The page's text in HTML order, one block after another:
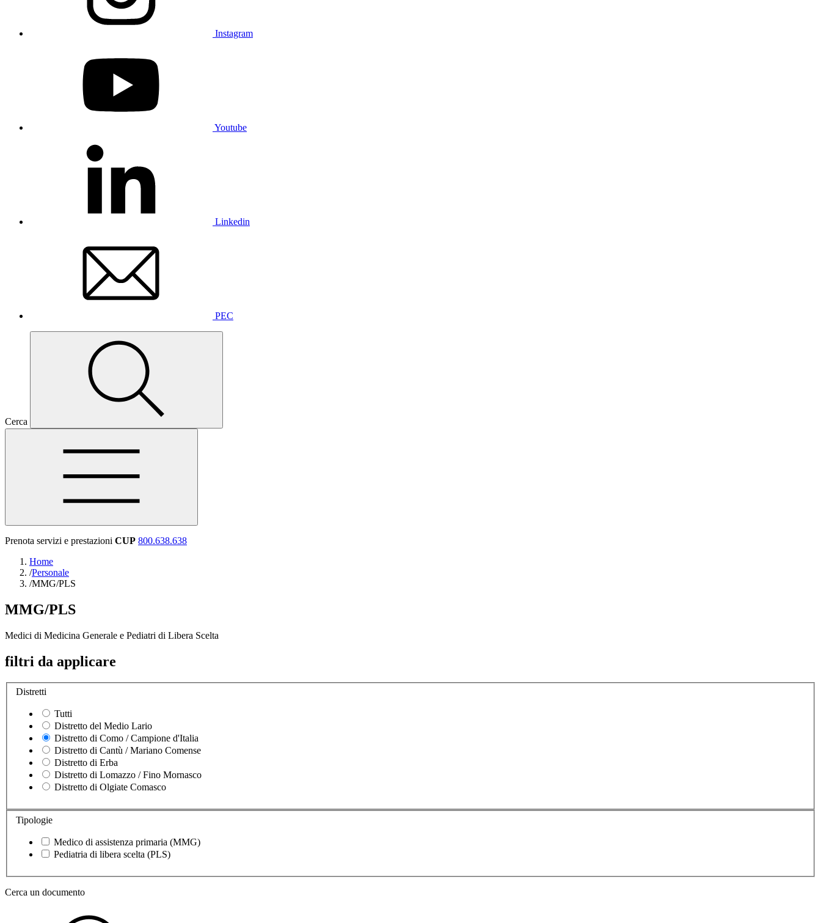
Instagram
Youtube
Linkedin
PEC
Cerca
Prenota servizi e prestazioni CUP 800.638.638
Home
/Personale
/MMG/PLS
MMG/PLS
Medici di Medicina Generale e Pediatri di Libera Scelta
filtri da applicare
Distretti
Tutti
Distretto del Medio Lario
Distretto di Como / Campione d'Italia
Distretto di Cantù / Mariano Comense
Distretto di Erba
Distretto di Lomazzo / Fino Mornasco
Distretto di Olgiate Comasco
Tipologie
Medico di assistenza primaria (MMG)
Pediatria di libera scelta (PLS)
Cerca un documento